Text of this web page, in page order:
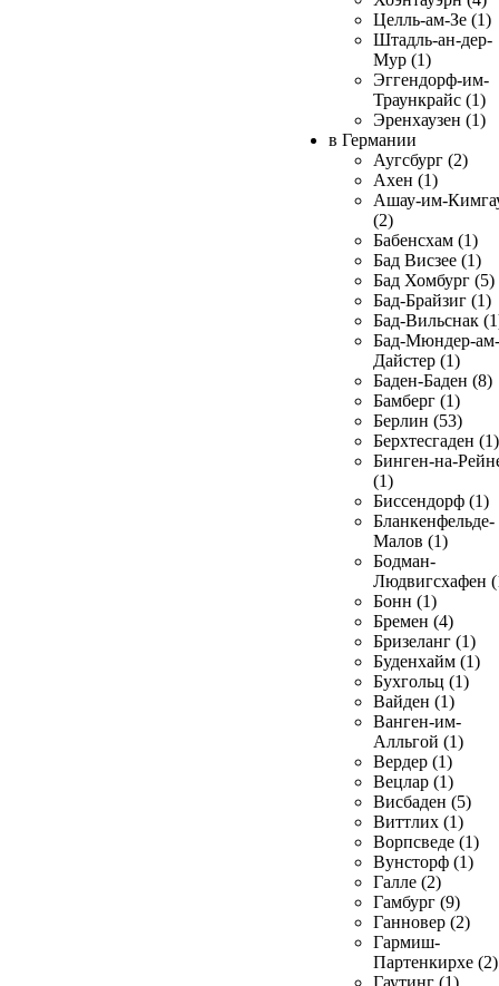
Целль-ам-Зе (1)
Штадль-ан-дер-
Мур (1)
Эггендорф-им-
Траункрайс (1)
Эренхаузен (1)
в Германии
Аугсбург (2)
Ахен (1)
Ашау-им-
(2)
Бабенсхам (1)
Бад Висзее (1)
Бад Хомбург (5)
Бад-Брайзиг (1)
Бад-Вильснак
Бад-Мюндер-ам-
Дайстер (1)
Баден-Баден (8)
Бамберг (1)
Берлин (53)
Берхтесгаден (1)
Бинген-на-
(1)
Биссендорф (1)
Бланкенфельде-
Малов (1)
Бодман-
Людвигсхафен
Бонн (1)
Бремен (4)
Бризеланг (1)
Буденхайм (1)
Бухгольц (1)
Вайден (1)
Ванген-им-
Алльгой (1)
Вердер (1)
Вецлар (1)
Висбаден (5)
Виттлих (1)
Ворпсведе (1)
Вунсторф (1)
Галле (2)
Гамбург (9)
Ганновер (2)
Гармиш-
Партенкирхе (2)
Гаутинг (1)